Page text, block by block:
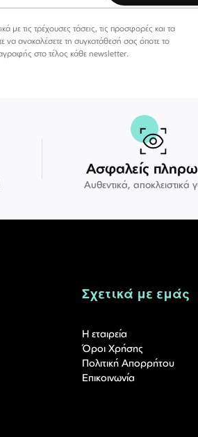
τις τρέχουσες τάσεις, τις προσφορές και τα
να ανακαλέσετε τη συγκατάθεσή σας όποτε το
στο τέλος κάθε newsletter.
Ασφαλείς
Αυθεντικά, αποκλειστικά
Σχετικά με εμάς
Η εταιρεία
Όροι Χρήσης
Πολιτική Απορρήτου
Επικοινωνία